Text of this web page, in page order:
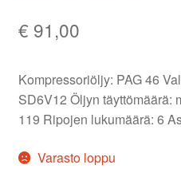
€ 91,00
Kompressoriöljy: PAG 46
SD6V12 Öljyn täyttömäärä:
119 Ripojen lukumäärä: 6
Varasto loppu